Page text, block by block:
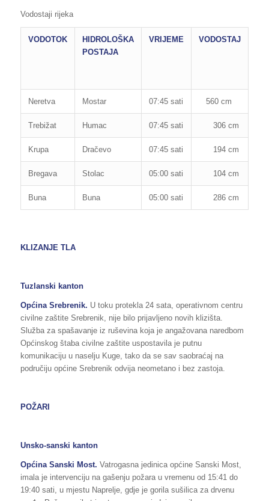
Vodostaji rijeka
VODOTOK
HIDROLOŠKA
POSTAJA
VRIJEME VODOSTAJ
Neretva Mostar 07:45 sati 560 cm
Trebižat Humac 07:45 sati 306 cm
Krupa Dračevo 07:45 sati 194 cm
Bregava Stolac 05:00 sati 104 cm
Buna Buna 05:00 sati 286 cm
KLIZANJE TLA
Tuzlanski kanton
Općina Srebrenik. U toku protekla 24 sata, operativnom centru
civilne zaštite Srebrenik, nije bilo prijavljeno novih klizišta.
Služba za spašavanje iz ruševina koja je angažovana naredbom
Općinskog štaba civilne zaštite uspostavila je putnu
komunikaciju u naselju Kuge, tako da se sav saobraćaj na
područiju općine Srebrenik odvija neometano i bez zastoja.
POŽARI
Unsko-sanski kanton
Općina Sanski Most. Vatrogasna jedinica općine Sanski Most,
imala je intervenciju na gašenju požara u vremenu od 15:41 do
19:40 sati, u mjestu Naprelje, gdje je gorila sušilica za drvenu